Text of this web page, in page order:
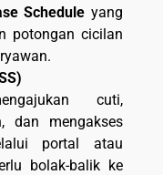
Schedule yang
potongan cicilan
cuti,
dan mengakses
portal atau
bolak-balik ke